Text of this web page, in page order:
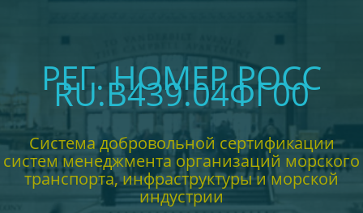
РЕГ. НОМЕР РОСС
RU.В439.04ФГ00
Система добровольной сертификации
систем менеджмента организаций морского
транспорта, инфраструктуры и морской
индустрии